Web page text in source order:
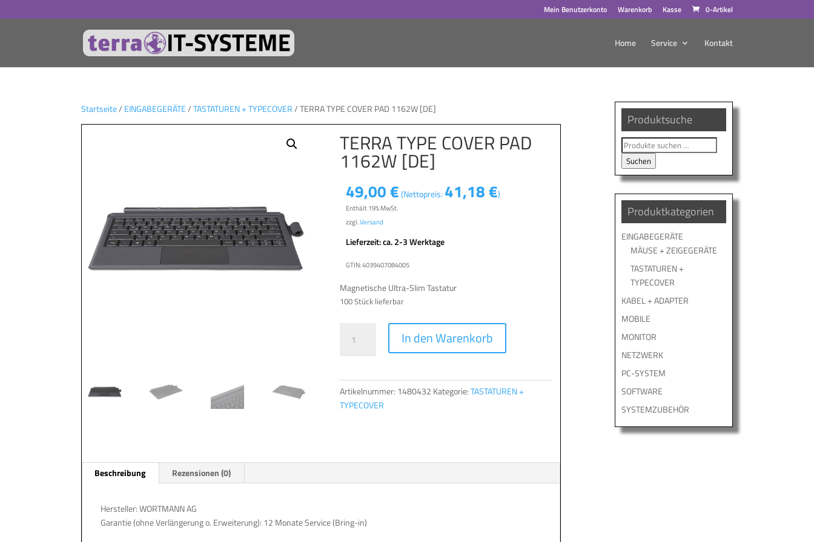
Mein Benutzerkonto Warenkorb Kasse 0-Artikel
Home Service Kontakt
Startseite/ EINGABEGERÄTE/TASTATUREN + TYPECOVER/ TERRA TYPE COVER PAD 1162W [DE]
TERRA TYPE COVER PAD
1162W [DE]
49,00€(Nettopreis: 41,18€)
Enthält 19% MwSt.
zzgl.Versand
Lieferzeit: ca. 2-3 Werktage
GTIN: 4039407084005
Magnetische Ultra-Slim Tastatur
100 Stück lieferbar
TYPE
Menge
In den Warenkorb
r
:
Artikelnummer: 1480432 Kategorie:TASTATUREN +
TYPECOVER
Beschreibung Rezensionen (0)
Hersteller: WORTMANN AG
Garantie (ohne Verlängerung o. Erweiterung): 12 Monate Service (Bring-in)
Produktsuche
Suche
nach:
Suchen
Produktkategorien
EINGABEGERÄTE
MÄUSE + ZEIGEGERÄTE
TASTATUREN +
TYPECOVER
KABEL + ADAPTER
MOBILE
MONITOR
NETZWERK
PC-SYSTEM
SOFTWARE
SYSTEMZUBEHÖR